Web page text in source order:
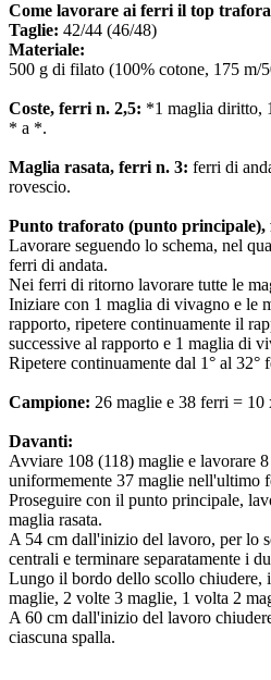
Come lavorare ai ferri il top
Taglie: 42/44 (46/48)
Materiale:
500 g di filato (100% cotone, 175 m/
Coste, ferri n. 2,5: *1 maglia diritto,
* a *.
Maglia rasata, ferri n. 3: ferri di
rovescio.
Punto traforato (punto principale),
Lavorare seguendo lo schema, nel
ferri di andata.
Nei ferri di ritorno lavorare tutte le
Iniziare con 1 maglia di vivagno e le
rapporto, ripetere continuamente il
successive al rapporto e 1 maglia di
Ripetere continuamente dal 1° al 32°
Campione: 26 maglie e 38 ferri = 10
Davanti:
Avviare 108 (118) maglie e lavorare
uniformemente 37 maglie nell'ultimo
Proseguire con il punto principale,
maglia rasata.
A 54 cm dall'inizio del lavoro, per lo
centrali e terminare separatamente i
Lungo il bordo dello scollo chiudere,
maglie, 2 volte 3 maglie, 1 volta 2
A 60 cm dall'inizio del lavoro
ciascuna spalla.